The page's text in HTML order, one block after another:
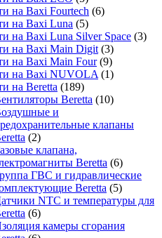
на Baxi Fourtech (6)
на Baxi Luna (5)
на Baxi Luna Silver Space (3)
на Baxi Main Digit (3)
на Baxi Main Four (9)
на Baxi NUVOLA (1)
на Beretta (189)
Beretta (10)
и
клапаны
(2)
клапана,
Beretta (6)
ГВС и гидравлические
Beretta (5)
NTC и температуры для
(6)
камеры сгорания